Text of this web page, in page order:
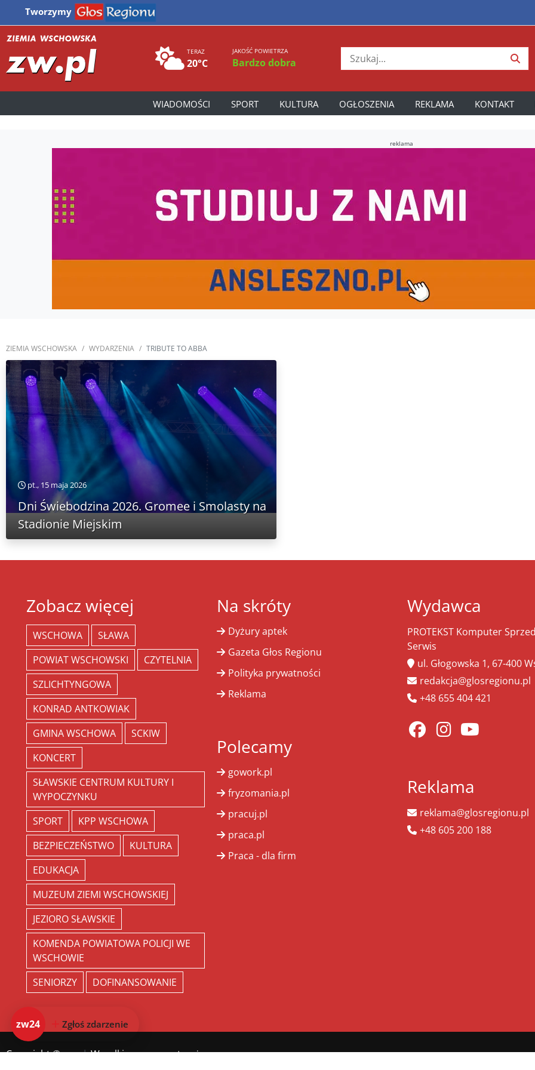
Tworzymy
TERAZ
20°C
JAKOŚĆ POWIETRZA
Bardzo dobra
WIADOMOŚCI SPORT KULTURA OGŁOSZENIA REKLAMA KONTAKT
reklama
ZIEMIA WSCHOWSKA WYDARZENIA TRIBUTE TO ABBA
pt., 15 maja 2026
Dni Świebodzina 2026. Gromee i Smolasty na
Stadionie Miejskim
Zobacz więcej
WSCHOWA
SŁAWA
POWIAT WSCHOWSKI
CZYTELNIA
SZLICHTYNGOWA
KONRAD ANTKOWIAK
GMINA WSCHOWA
SCKIW
KONCERT
SŁAWSKIE CENTRUM KULTURY I
WYPOCZYNKU
SPORT
KPP WSCHOWA
BEZPIECZEŃSTWO
KULTURA
EDUKACJA
MUZEUM ZIEMI WSCHOWSKIEJ
JEZIORO SŁAWSKIE
KOMENDA POWIATOWA POLICJI WE
WSCHOWIE
SENIORZY
DOFINANSOWANIE
Na skróty
Dyżury aptek
Gazeta Głos Regionu
Polityka prywatności
Reklama
Polecamy
gowork.pl
fryzomania.pl
pracuj.pl
praca.pl
Praca - dla firm
Wydawca
PROTEKST Komputer
Serwis
ul. Głogowska 1, 67-400
redakcja@glosregionu.pl
+48 655 404 421
Reklama
reklama@glosregionu.pl
+48 605 200 188
Copyright ©zw.pl. Wszelkie prawa zastrzeżone.
zw24 Zgłoś zdarzenie